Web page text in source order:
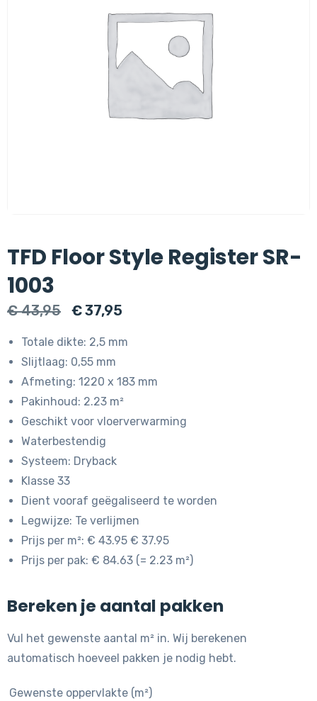
TFD Floor Style Register SR-
1003
€43,95
Oorspronkelijke
€ 43,95.
€37,95
€ 37,95.
Totale dikte: 2,5 mm
Slijtlaag: 0,55 mm
Afmeting: 1220 x 183 mm
Pakinhoud: 2.23 m²
Geschikt voor vloerverwarming
Waterbestendig
Systeem: Dryback
Klasse 33
Dient vooraf geëgaliseerd te worden
Legwijze: Te verlijmen
Prijs per m²: € 43.95 € 37.95
Prijs per pak: € 84.63 (= 2.23 m²)
Bereken je aantal pakken
Vul het gewenste aantal m² in. Wij berekenen
automatisch hoeveel pakken je nodig hebt.
Gewenste oppervlakte (m²)